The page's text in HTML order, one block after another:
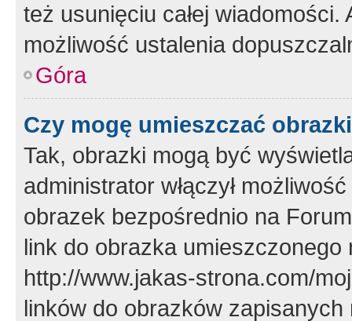
też usunięciu całej
możliwość ustalenia
Góra
Czy mogę umieszczać
Tak, obrazki mogą być
administrator włączył
obrazek bezpośrednio na
link do obrazka
http://www.jakas-strona.com/
linków do obrazków